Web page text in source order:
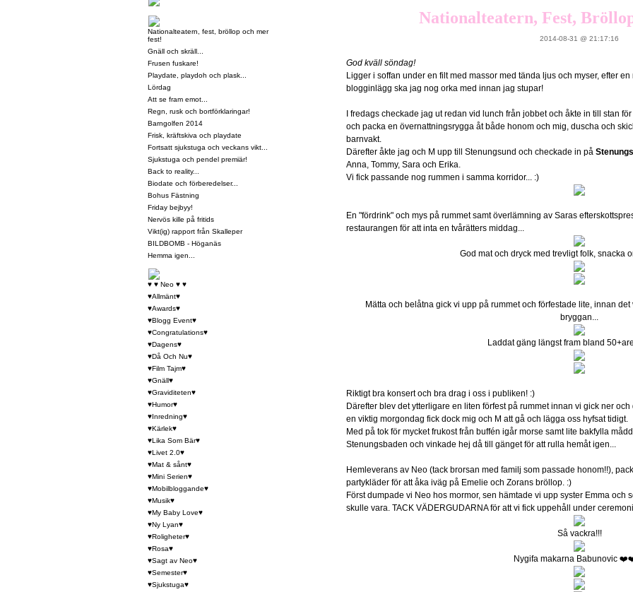
Nationalteatern, Fest,
2014-08-31 @ 21:17:16
God kväll söndag!
Ligger i soffan under en filt med massor med tända ljus och myser, efter
blogginlägg ska jag nog orka med innan jag stupar!
I fredags checkade jag ut redan vid lunch från jobbet och åkte in till stan
och packa en övernattningsrygga åt både honom och mig, duscha och
barnvakt.
Därefter åkte jag och M upp till Stenungsund och checkade in på
Anna, Tommy, Sara och Erika.
Vi fick passande nog rummen i samma korridor... :)
En "fördrink" och mys på rummet samt överlämning av Saras
restaurangen för att inta en tvårätters middag...
God mat och dryck med trevligt folk, snacka
Mätta och belåtna gick vi upp på rummet och förfestade lite, innan
bryggan...
Laddat gäng längst fram bland
Riktigt bra konsert och bra drag i oss i publiken! :)
Därefter blev det ytterligare en liten förfest på rummet innan vi gick ner
en viktig morgondag fick dock mig och M att gå och lägga oss hyfsat tidigt.
Med på tok för mycket frukost från buffén igår morse samt lite bakfylla
Stenungsbaden och vinkade hej då till gänget för att rulla hemåt igen...
Hemleverans av Neo (tack brorsan med familj som passade honom!!),
partykläder för att åka iväg på Emelie och Zorans bröllop. :)
Först dumpade vi Neo hos mormor, sen hämtade vi upp syster Emma
skulle vara. TACK VÄDERGUDARNA för att vi fick uppehåll under
Så vackra!!!
Nygifa makarna Babunovic
Nationalteatern, fest, bröllop och mer
fest!
Gnäll och skräll...
Frusen fuskare!
Playdate, playdoh och plask...
Lördag
Att se fram emot...
Regn, rusk och bortförklaringar!
Barngolfen 2014
Frisk, kräftskiva och playdate
Fortsatt sjukstuga och veckans vikt...
Sjukstuga och pendel premiär!
Back to reality...
Biodate och förberedelser...
Bohus Fästning
Friday bejbyy!
Nervös kille på fritids
Vikt(ig) rapport från Skalleper
BILDBOMB - Höganäs
Hemma igen...
♥ ♥ Neo ♥ ♥
♥Allmänt♥
♥Awards♥
♥Blogg Event♥
♥Congratulations♥
♥Dagens♥
♥Då Och Nu♥
♥Film Tajm♥
♥Gnäll♥
♥Graviditeten♥
♥Humor♥
♥Inredning♥
♥Kärlek♥
♥Lika Som Bär♥
♥Livet 2.0♥
♥Mat & sånt♥
♥Mini Serien♥
♥Mobilbloggande♥
♥Musik♥
♥My Baby Love♥
♥Ny Lyan♥
♥Roligheter♥
♥Rosa♥
♥Sagt av Neo♥
♥Semester♥
♥Sjukstuga♥